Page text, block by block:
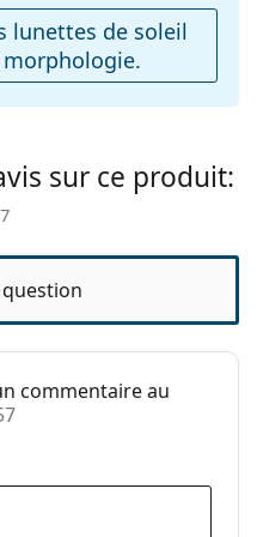
de soleil
BR SL 57
lunettes de soleil
sur ce produit:
commentaire au